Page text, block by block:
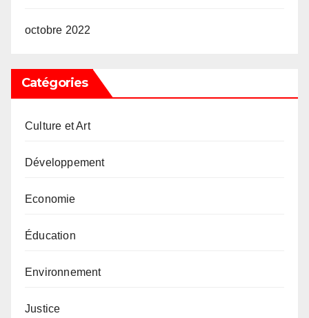
octobre 2022
Catégories
Culture et Art
Développement
Economie
Éducation
Environnement
Justice